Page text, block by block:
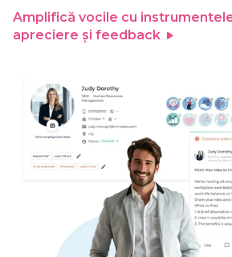
Amplifică vocile cu
apreciere și feedback